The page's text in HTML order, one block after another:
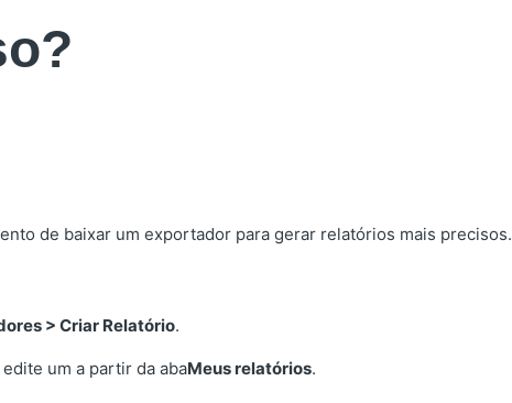
de baixar um exportador para gerar relatórios mais precisos.
> Criar Relatório.
um a partir da abaMeus relatórios.